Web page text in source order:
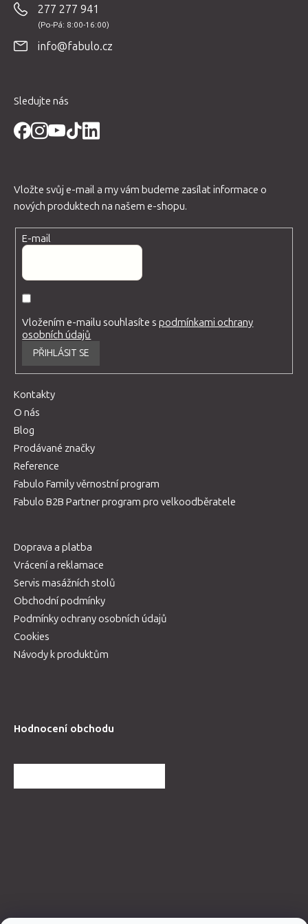
277 277 941
info@fabulo.cz
Sledujte nás
Vložte svůj e-mail a my vám budeme zasílat informace o
nových produktech na našem e-shopu.
E-mail
Vložením e-mailu souhlasíte spodmínkami ochrany
osobních údajů
PŘIHLÁSIT SE
Kontakty
O nás
Blog
Prodávané značky
Reference
Fabulo Family věrnostní program
Fabulo B2B Partner program pro velkoodběratele
Doprava a platba
Vrácení a reklamace
Servis masážních stolů
Obchodní podmínky
Podmínky ochrany osobních údajů
Cookies
Návody k produktům
Hodnocení obchodu